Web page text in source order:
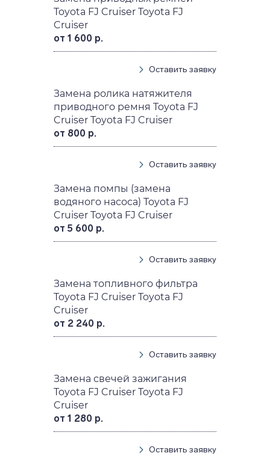
Toyota FJ Cruiser Toyota FJ
Cruiser
от 1 600 р.
Оставить заявку
Замена ролика натяжителя
приводного ремня Toyota FJ
Cruiser Toyota FJ Cruiser
от 800 р.
Оставить заявку
Замена помпы (замена
водяного насоса) Toyota FJ
Cruiser Toyota FJ Cruiser
от 5 600 р.
Оставить заявку
Замена топливного фильтра
Toyota FJ Cruiser Toyota FJ
Cruiser
от 2 240 р.
Оставить заявку
Замена свечей зажигания
Toyota FJ Cruiser Toyota FJ
Cruiser
от 1 280 р.
Оставить заявку